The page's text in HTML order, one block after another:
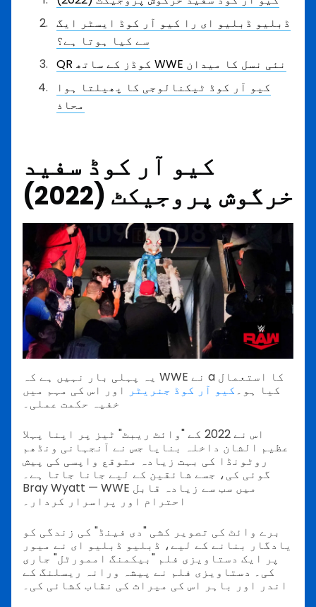
ڈبلیو ڈبلیو ای را کیو آر کوڈ ایسٹر ایگ
سے کیا ہوتا ہے؟
QR کوڈز کے ساتھ WWE نئی نسل کا میدان
کیو آر کوڈ ٹیکنالوجی کا پھیلتا ہوا
محاذ
کیو آر کوڈ سفید
خرگوش پروجیکٹ (2022)
یہ پہلی بار نہیں ہے کہ WWE نے a کا استعمال
کیا ہو۔ کیو آر کوڈ جنریٹر اور اس کی مہم میں
اس نے 2022 کے "وائٹ ریبٹ" ٹیز پر اپنا پہلا
عظیم الشان داخلہ بنایا جس نے آنجہانی ونڈھم
روٹونڈا کی بہت زیادہ متوقع واپسی کی پیش
گوئی کی، جسے شائقین کے لیے جانا جاتا ہے۔
Bray Wyatt — WWE میں سب سے زیادہ قابل
برے وائٹ کی تصویر کشی "دی فینڈ" کی زندگی کو
یادگار بنانے کے لیے، ڈبلیو ڈبلیو ای نے میور
پر ایک دستاویزی فلم "بیکمنگ اممورٹل" جاری
کی۔ دستاویزی فلم نے پیشہ ورانہ ریسلنگ کے
اندر اور باہر اس کی میراث کی نقاب کشائی کی۔